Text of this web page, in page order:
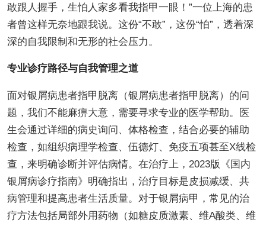
敢跟人握手，生怕人家多看我指甲一眼！”一位上海的患
者曾这样无奈地跟我说。这份“不敢”，这份“怕”，透着深
深的自我限制和无形的社会压力。
专业诊疗路径与自我管理之道
面对银屑病患者指甲脱离（银屑病患者指甲脱离）的问
题，我们不能麻痹大意，需要寻求专业的医学帮助。医
生会通过详细的病史询问、体格检查，结合必要的辅助
检查，如组织病理学检查、伍德灯、免疫五项甚至X线检
查，来明确诊断并评估病情。在治疗上，2023版《国内
银屑病诊疗指南》明确指出，治疗目标是皮损减缓、共
病管理和提高患者生活质量。对于银屑病甲，常见的治
疗方法包括局部外用药物（如糖皮质激素、维A酸类、维